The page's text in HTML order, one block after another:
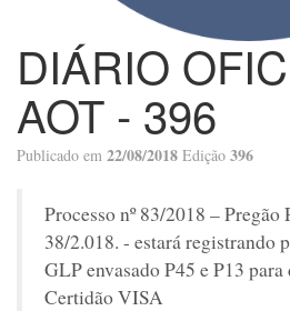
DIÁRIO
AOT - 396
Publicado em 22/08/2018 Edição 396
Processo nº 83/2018 – Pregão
38/2.018. - estará registrando
GLP envasado P45 e P13
Certidão VISA